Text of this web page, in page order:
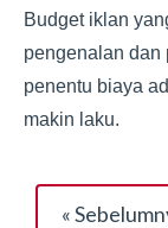
Budget iklan
pengenalan dan
penentu biaya
makin laku.
«